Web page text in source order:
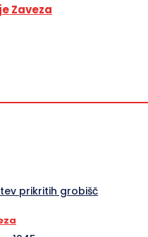
Zaveza
prikritih grobišč